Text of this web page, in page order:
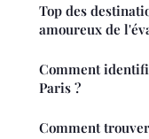
Top des
amoureux de
Comment
Paris ?
Comment